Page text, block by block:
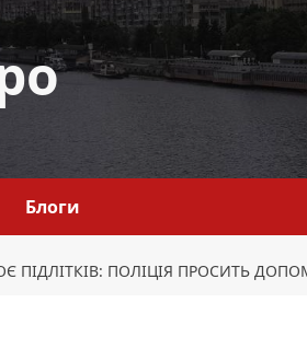
Блоги
ПІДЛІТКІВ: ПОЛІЦІЯ ПРОСИТЬ